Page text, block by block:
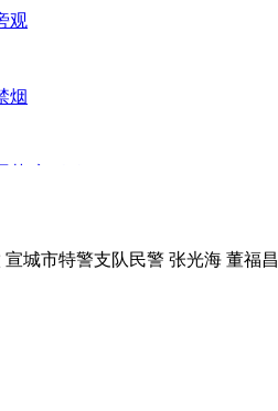
观
烟
赔48万
城市特警支队民警 张光海 董福昌